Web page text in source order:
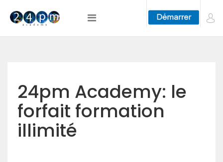
24pm Academy: le
forfait formation
illimité